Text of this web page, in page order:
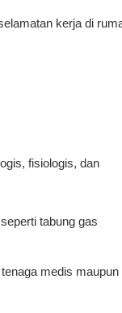
kerja di
fisiologis, dan
tabung gas
medis maupun